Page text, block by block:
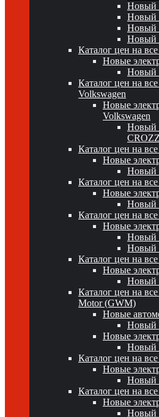
Новый
Новый
Новый
Новый
Каталог цен на
Новые
Новый
Каталог цен на
Volkswagen
Новые
Volkswagen
Новый
CROZZ
Каталог цен на
Новые
Новый
Каталог цен на
Новые
Новый
Каталог цен на
Новые
Новый
Новый
Каталог цен на
Новые
Новый
Каталог цен на
Motor (GWM)
Новые
Новый
Новые
Новый
Каталог цен на
Новые
Новый
Каталог цен на
Новые
Новый